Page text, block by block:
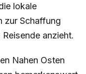
lokale
zur Schaffung
anzieht.
Nahen Osten